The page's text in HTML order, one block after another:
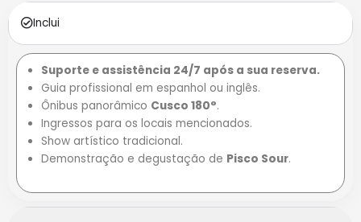
Inclui
Suporte e assistência 24/7 após a sua reserva.
Guia profissional em espanhol ou inglês.
Ônibus panorâmico Cusco 180°.
Ingressos para os locais mencionados.
Show artístico tradicional.
Demonstração e degustação de Pisco Sour.